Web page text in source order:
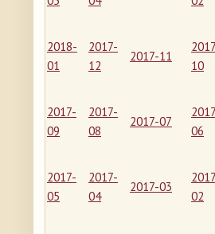
2018-
01
2017-
12
2017-11
10
2017-
09
2017-
08
2017-07
06
2017-
05
2017-
04
2017-03
02